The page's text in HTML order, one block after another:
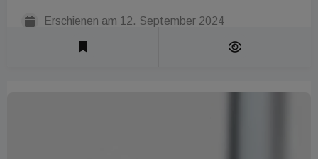
Erschienen am 12. September 2024